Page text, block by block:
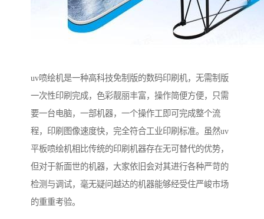
uv喷绘机是一种高科技免制版的数码印刷机，无需制版
一次性印刷完成，色彩靓丽丰富，操作简便方便，只需
要一台电脑，一部机器，一个操作工即可完成整个流
程，印刷图像速度快，完全符合工业印刷标准。虽然uv
平板喷绘机相比传统的印刷机器存在无可替代的优势，
但对于新面世的机器，大家依旧会对其进行各种严苛的
检测与调试，毫无疑问越达的机器能够经受住严峻市场
的重重考验。